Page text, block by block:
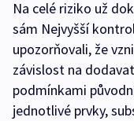
Na celé riziko už
sám Nejvyšší
upozorňovali, že
závislost na
podmínkami
jednotlivé prvky,